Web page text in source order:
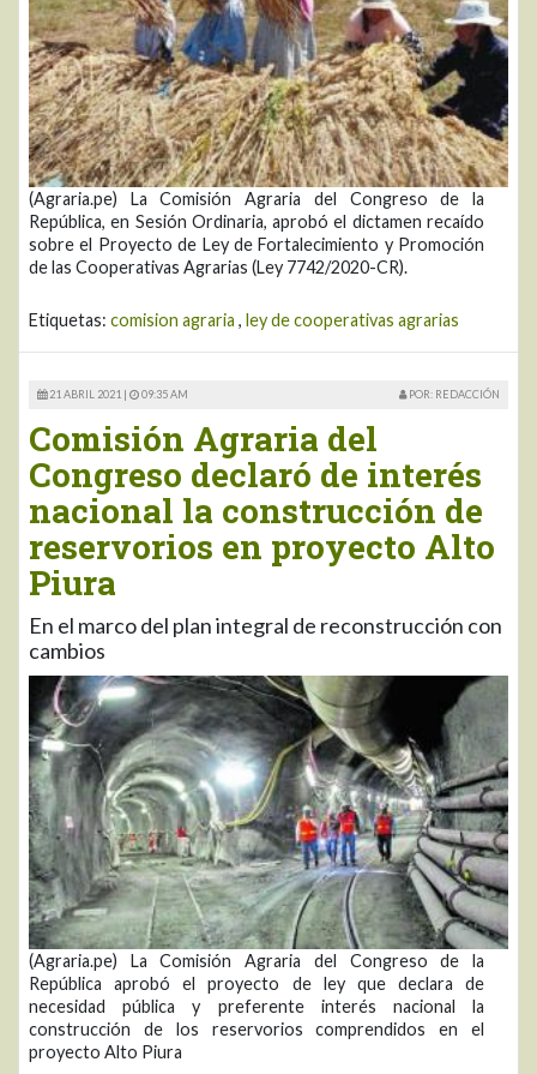
(Agraria.pe) La Comisión Agraria del Congreso de la
República, en Sesión Ordinaria, aprobó el dictamen recaído
sobre el Proyecto de Ley de Fortalecimiento y Promoción
de las Cooperativas Agrarias (Ley 7742/2020-CR).
Etiquetas: comision agraria , ley de cooperativas agrarias
21 ABRIL 2021 | 09:35 AM POR: REDACCIÓN
Comisión Agraria del
Congreso declaró de interés
nacional la construcción de
reservorios en proyecto Alto
Piura
En el marco del plan integral de reconstrucción con
cambios
(Agraria.pe) La Comisión Agraria del Congreso de la
República aprobó el proyecto de ley que declara de
necesidad pública y preferente interés nacional la
construcción de los reservorios comprendidos en el
proyecto Alto Piura